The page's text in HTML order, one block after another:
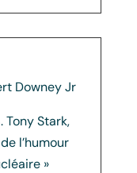
Downey Jr
Stark,
l’humour
»